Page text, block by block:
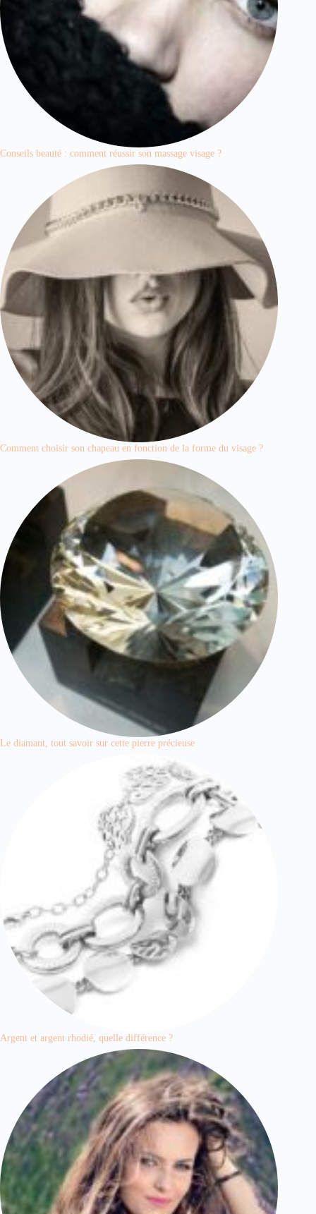
Conseils beauté : comment réussir son massage visage ?
Comment choisir son chapeau en fonction de la forme du visage ?
Le diamant, tout savoir sur cette pierre précieuse
Argent et argent rhodié, quelle différence ?